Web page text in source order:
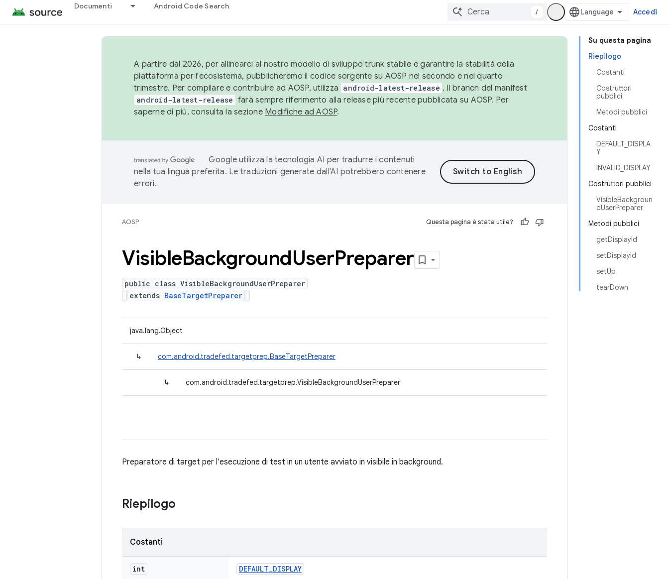
Documenti Android Code Search
/ Accedi
Su questa pagina
Riepilogo
Costanti
Costruttori
pubblici
Metodi pubblici
Costanti
DEFAULT_DISPLA
Y
INVALID_DISPLAY
Costruttori pubblici
VisibleBackgroun
dUserPreparer
Metodi pubblici
getDisplayId
setDisplayId
setUp
tearDown
A partire dal 2026, per allinearci al nostro modello di sviluppo trunk stabile e garantire la stabilità della
piattaforma per l'ecosistema, pubblicheremo il codice sorgente su AOSP nel secondo e nel quarto
trimestre. Per compilare e contribuire ad AOSP, utilizza android-latest-release . Il branch del manifest
android-latest-release farà sempre riferimento alla release più recente pubblicata su AOSP. Per
saperne di più, consulta la sezione Modifiche ad AOSP.
Google utilizza la tecnologia AI per tradurre i contenuti
nella tua lingua preferita. Le traduzioni generate dall'AI potrebbero contenere
errori.
AOSP Questa pagina è stata utile?
VisibleBackgroundUserPreparer
public class VisibleBackgroundUserPreparer
extends BaseTargetPreparer
java.lang.Object
↳ com.android.tradefed.targetprep.BaseTargetPreparer
↳ com.android.tradefed.targetprep.VisibleBackgroundUserPreparer
Preparatore di target per l'esecuzione di test in un utente avviato in visibile in background.
Riepilogo
Costanti
int DEFAULT_DISPLAY